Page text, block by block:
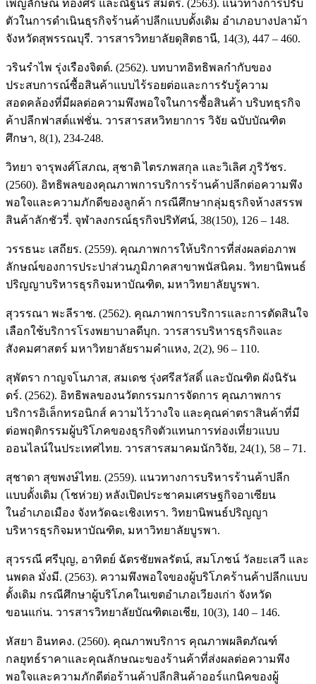
เพ็ญลักษณ์ ทองศรี และณัฐนรี สมิตร. (2563). แนวทางการปรับ
ตัวในการดำเนินธุรกิจร้านค้าปลีกแบบดั้งเดิม อำเภอบางปลาม้า
จังหวัดสุพรรณบุรี. วารสารวิทยาลัยดุสิตธานี, 14(3), 447 – 460.
วรินรำไพ รุ่งเรืองจิตต์. (2562). บทบาทอิทธิพลกำกับของ
ประสบการณ์ซื้อสินค้าแบบไร้รอยต่อและการรับรู้ความ
สอดคล้องที่มีผลต่อความพึงพอใจในการซื้อสินค้า บริบทธุรกิจ
ค้าปลีกฟาสต์แฟชั่น. วารสารสหวิทยาการ วิจัย ฉบับบัณฑิต
ศึกษา, 8(1), 234-248.
วิทยา จารุพงศ์โสภณ, สุชาติ ไตรภพสกุล และวิเลิศ ภูริวัชร.
(2560). อิทธิพลของคุณภาพการบริการร้านค้าปลีกต่อความพึง
พอใจและความภักดีของลูกค้า กรณีศึกษากลุ่มธุรกิจห้างสรรพ
สินค้าลักชัวรี่. จุฬาลงกรณ์ธุรกิจปริทัศน์, 38(150), 126 – 148.
วรรธนะ เสถียร. (2559). คุณภาพการให้บริการที่ส่งผลต่อภาพ
ลักษณ์ของการประปาส่วนภูมิภาคสาขาพนัสนิคม. วิทยานิพนธ์
ปริญญาบริหารธุรกิจมหาบัณฑิต, มหาวิทยาลัยบูรพา.
สุวรรณา พะลีราช. (2562). คุณภาพการบริการและการตัดสินใจ
เลือกใช้บริการโรงพยาบาลดีบุก. วารสารบริหารธุรกิจและ
สังคมศาสตร์ มหาวิทยาลัยรามคำแหง, 2(2), 96 – 110.
สุพัตรา กาญจโนภาส, สมเดช รุ่งศรีสวัสดิ์ และบัณฑิต ผังนิรัน
ดร์. (2562). อิทธิพลของนวัตกรรมการจัดการ คุณภาพการ
บริการอิเล็กทรอนิกส์ ความไว้วางใจ และคุณค่าตราสินค้าที่มี
ต่อพฤติกรรมผู้บริโภคของธุรกิจตัวแทนการท่องเที่ยวแบบ
ออนไลน์ในประเทศไทย. วารสารสมาคมนักวิจัย, 24(1), 58 – 71.
สุชาดา สุขพงษ์ไทย. (2559). แนวทางการบริหารร้านค้าปลีก
แบบดั้งเดิม (โชห่วย) หลังเปิดประชาคมเศรษฐกิจอาเซียน
ในอําเภอเมือง จังหวัดฉะเชิงเทรา. วิทยานิพนธ์ปริญญา
บริหารธุรกิจมหาบัณฑิต, มหาวิทยาลัยบูรพา.
สุวรรณี ศรีบุญ, อาทิตย์ ฉัตรชัยพลรัตน์, สมโภชน์ วัลยะเสวี และ
นพดล มั่งมี. (2563). ความพึงพอใจของผู้บริโภคร้านค้าปลีกแบบ
ดั้งเดิม กรณีศึกษาผู้บริโภคในเขตอำเภอเวียงเก่า จังหวัด
ขอนแก่น. วารสารวิทยาลัยบัณฑิตเอเชีย, 10(3), 140 – 146.
หัสยา อินทคง. (2560). คุณภาพบริการ คุณภาพผลิตภัณฑ์
กลยุทธ์ราคาและคุณลักษณะของร้านค้าที่ส่งผลต่อความพึง
พอใจและความภักดีต่อร้านค้าปลีกสินค้าออร์แกนิคของผู้